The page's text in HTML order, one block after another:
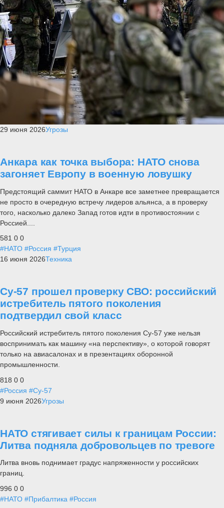
29 июня 2026Угрозы
Анкара как точка выбора: НАТО снова
загоняет Европу в военную ловушку
Предстоящий саммит НАТО в Анкаре все заметнее превращается
не просто в очередную встречу лидеров альянса, а в проверку
того, насколько далеко Запад готов идти в противостоянии с
Россией....
581 0 0
#НАТО #Россия #Турция
16 июня 2026Техника
Су-57 прошел проверку СВО: российский
истребитель пятого поколения
подтвердил свой класс
Российский истребитель пятого поколения Су-57 уже нельзя
воспринимать как машину «на перспективу», о которой говорят
только на авиасалонах и в презентациях оборонной
промышленности.
818 0 0
#Россия #Су-57
9 июня 2026Угрозы
НАТО стягивает силы к границам России:
Литва подняла добровольцев по тревоге
Литва вновь поднимает градус напряженности у российских
границ.
996 0 0
#НАТО #Прибалтика #Россия